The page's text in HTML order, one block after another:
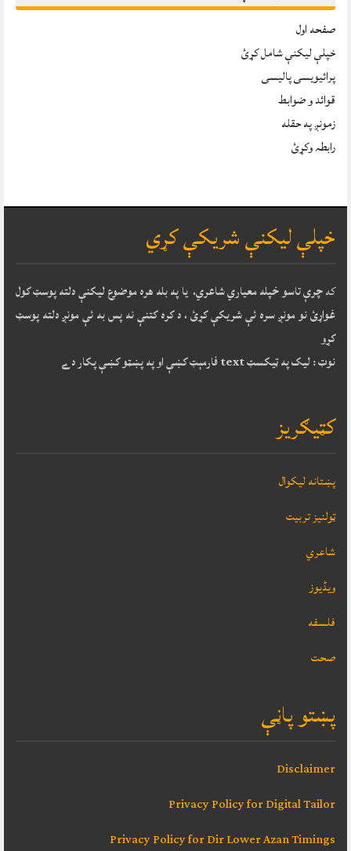
صفحه اول
خپلې ليکنې شامل کړئ
پرائیویسی پالیسی
قوائد و ضوابط
زمونږ په حقله
رابطہ وکړئ
خپلې ليکنې شريکې کړي
کهچرې تاسو خپله معياري شاعري، يا په بله هره موضوع ليکنې دلته پوسټ کول
غواړئ نو مونږ سره ئې شريکې کړئ ، د کره کتنې نه پس به ئې مونږ دلته پوسټ
کړو
نوټ : ليک په ټيکسټ text فارمېټ کښې او په پښټو کښې پکار دے
کټيګريز
پښتانه ليکوال
ټولنيز تربيت
شاعري
ویڈیوز
فلسفه
صحت
پښتو پاڼې
Disclaimer
Privacy Policy for Digital Tailor
Privacy Policy for Dir Lower Azan Timings